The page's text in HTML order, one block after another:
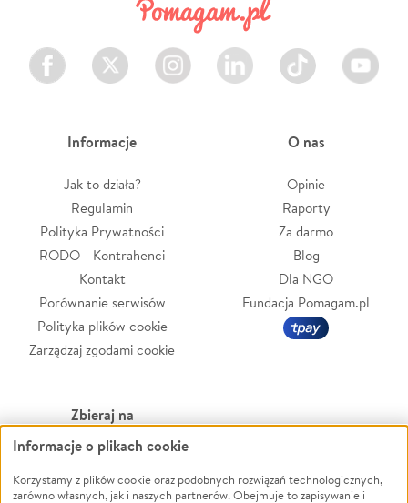
Facebook Twitter Instagram LinkedIn TikTok Youtube
Informacje
Jak to działa?
Regulamin
Polityka Prywatności
RODO - Kontrahenci
Kontakt
Porównanie serwisów
Polityka plików cookie
Zarządzaj zgodami cookie
O nas
Opinie
Raporty
Za darmo
Blog
Dla NGO
Fundacja Pomagam.pl
Zbieraj na
Leczenie
Zwierzęta
Powódź
Informacje o plikach cookie
Korzystamy z plików cookie oraz podobnych rozwiązań technologicznych,
zarówno własnych, jak i naszych partnerów. Obejmuje to zapisywanie i